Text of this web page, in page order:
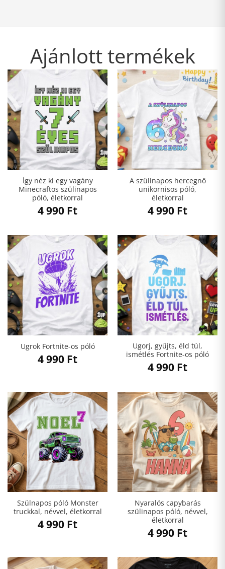
Ajánlott termékek
Így néz ki egy vagány
Minecraftos szülinapos
póló, életkorral
4 990 Ft
A szülinapos hercegnő
unikornisos póló,
életkorral
4 990 Ft
Ugrok Fortnite-os póló
4 990 Ft
Ugorj, gyűjts, éld túl,
ismétlés Fortnite-os póló
4 990 Ft
Szülnapos póló Monster
truckkal, névvel, életkorral
4 990 Ft
Nyaralós capybarás
szülinapos póló, névvel,
életkorral
4 990 Ft